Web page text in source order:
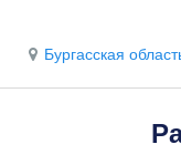
Бургасская